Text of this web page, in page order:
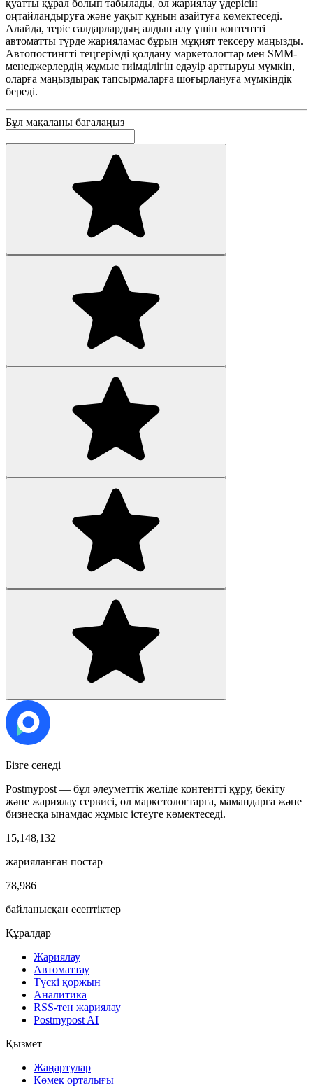
қуатты құрал болып табылады, ол жариялау үдерісін
оңтайландыруға және уақыт құнын азайтуға көмектеседі.
Алайда, теріс салдарлардың алдын алу үшін контентті
автоматты түрде жарияламас бұрын мұқият тексеру маңызды.
Автопостингті теңгерімді қолдану маркетологтар мен SMM-
менеджерлердің жұмыс тиімділігін едәуір арттыруы мүмкін,
оларға маңыздырақ тапсырмаларға шоғырлануға мүмкіндік
береді.
Бұл мақаланы бағалаңыз
Бізге сенеді
Postmypost — бұл әлеуметтік желіде контентті құру, бекіту
және жариялау сервисі, ол маркетологтарға, мамандарға және
бизнесқа ынамдас жұмыс істеуге көмектеседі.
15,148,132
жарияланған постар
78,986
байланысқан есептіктер
Құралдар
Жариялау
Автоматтау
Түскі қоржын
Аналитика
RSS-тен жариялау
Postmypost AI
Қызмет
Жаңартулар
Көмек орталығы